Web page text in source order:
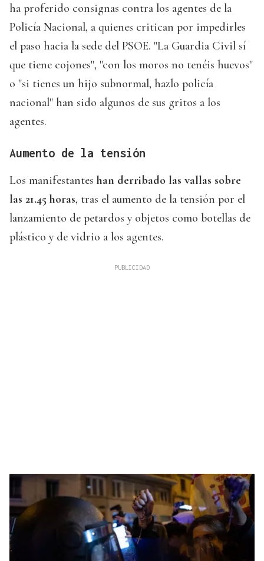
ha proferido consignas contra los agentes de la
Policía Nacional, a quienes critican por impedirles
el paso hacia la sede del PSOE. "La Guardia Civil sí
que tiene cojones", "con los moros no tenéis huevos"
o "si tienes un hijo subnormal, hazlo policía
nacional" han sido algunos de sus gritos a los
agentes.
Aumento de la tensión
Los manifestantes han derribado las vallas sobre
las 21.45 horas, tras el aumento de la tensión por el
lanzamiento de petardos y objetos como botellas de
plástico y de vidrio a los agentes.